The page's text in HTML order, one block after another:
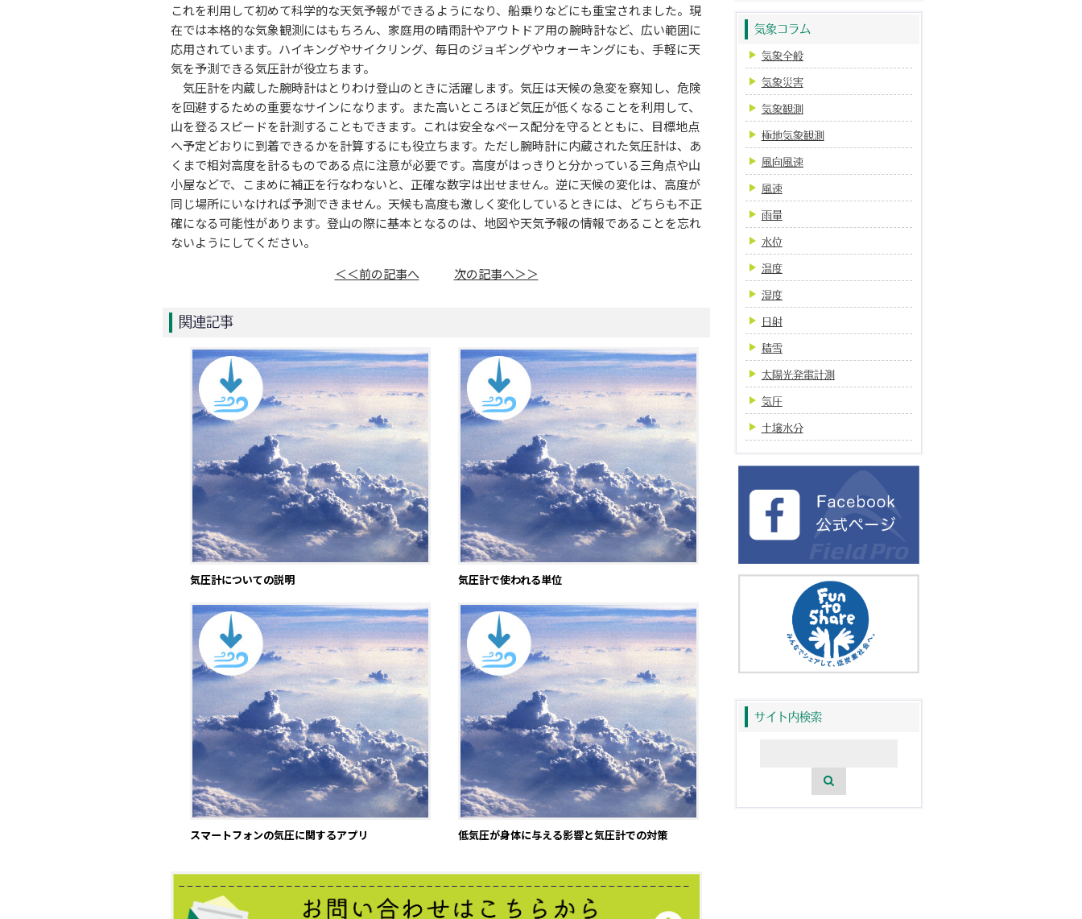
これを利用して初めて科学的な天気予報ができるようになり、船乗りなどにも重宝されました。現
在では本格的な気象観測にはもちろん、家庭用の晴雨計やアウトドア用の腕時計など、広い範囲に
応用されています。ハイキングやサイクリング、毎日のジョギングやウォーキングにも、手軽に天
気を予測できる気圧計が役立ちます。
気圧計を内蔵した腕時計はとりわけ登山のときに活躍します。気圧は天候の急変を察知し、危険
を回避するための重要なサインになります。また高いところほど気圧が低くなることを利用して、
山を登るスピードを計測することもできます。これは安全なペース配分を守るとともに、目標地点
へ予定どおりに到着できるかを計算するにも役立ちます。ただし腕時計に内蔵された気圧計は、あ
くまで相対高度を計るものである点に注意が必要です。高度がはっきりと分かっている三角点や山
小屋などで、こまめに補正を行なわないと、正確な数字は出せません。逆に天候の変化は、高度が
同じ場所にいなければ予測できません。天候も高度も激しく変化しているときには、どちらも不正
確になる可能性があります。登山の際に基本となるのは、地図や天気予報の情報であることを忘れ
ないようにしてください。
＜＜前の記事へ
次の記事へ＞＞
関連記事
気圧計についての説明 気圧計で使われる単位
スマートフォンの気圧に関するアプリ 低気圧が身体に与える影響と気圧計での対策
気象コラム
気象全般
気象災害
気象観測
極地気象観測
風向風速
風速
雨量
水位
温度
湿度
日射
積雪
太陽光発電計測
気圧
土壌水分
サイト内検索